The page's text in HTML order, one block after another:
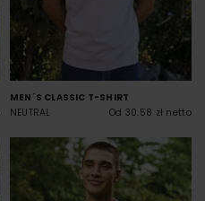
MEN´S CLASSIC T-SHIRT
NEUTRAL
Od 30.58 zł netto